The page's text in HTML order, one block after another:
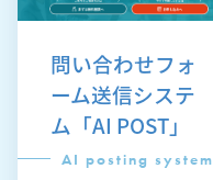
問い合わせフォ
ーム送信システ
ム「AI POST」
AI posting system